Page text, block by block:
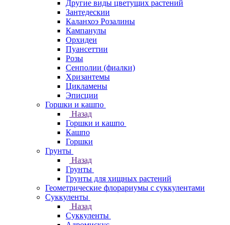
Другие виды цветущих растений
Зантедескии
Каланхоэ Розалины
Кампанулы
Орхидеи
Пуансеттии
Розы
Сенполии (фиалки)
Хризантемы
Цикламены
Эписции
Горшки и кашпо
Назад
Горшки и кашпо
Кашпо
Горшки
Грунты
Назад
Грунты
Грунты для хищных растений
Геометрические флорариумы с суккулентами
Суккуленты
Назад
Суккуленты